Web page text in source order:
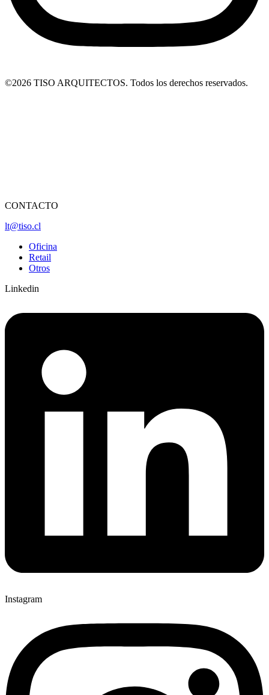
©2026 TISO ARQUITECTOS. Todos los derechos reservados.
CONTACTO
lt@tiso.cl
Oficina
Retail
Otros
Linkedin
Instagram